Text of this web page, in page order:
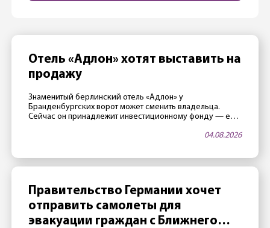
Отель «Адлон» хотят выставить на
продажу
Знаменитый берлинский отель «Адлон» у
Бранденбургских ворот может сменить владельца.
Сейчас он принадлежит инвестиционному фонду — его
хотят продать отель. Не последнюю роль играет и
закрытый фонд Fundus-Fund 31. По данным издания
04.08.2026
Правительство Германии хочет
отправить самолеты для
эвакуации граждан с Ближнего